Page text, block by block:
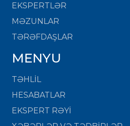
EKSPERTLƏR
MƏZUNLAR
TƏRƏFDAŞLAR
MENYU
TƏHLİL
HESABATLAR
EKSPERT RƏYİ